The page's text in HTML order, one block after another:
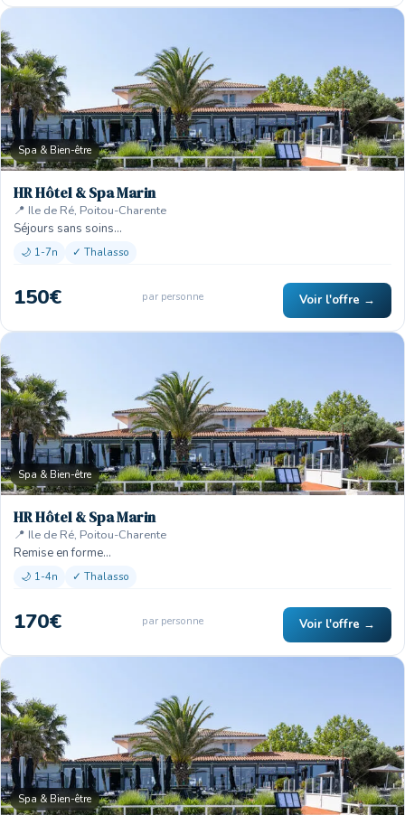
Spa & Bien-être
HR Hôtel & Spa Marin
📍 Ile de Ré, Poitou-Charente
Séjours sans soins…
🌙 1-7n ✓ Thalasso
150€ par personne Voir l'offre →
Spa & Bien-être
HR Hôtel & Spa Marin
📍 Ile de Ré, Poitou-Charente
Remise en forme…
🌙 1-4n ✓ Thalasso
170€ par personne Voir l'offre →
Spa & Bien-être